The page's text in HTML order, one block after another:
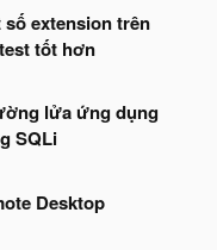
số extension trên
tốt hơn
lửa ứng dụng
SQLi
Desktop